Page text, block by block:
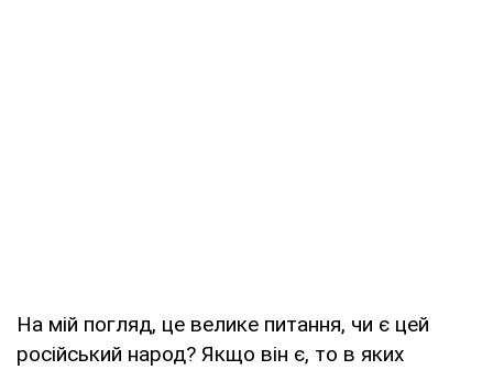
На мій погляд, це велике питання, чи є цей
російський народ? Якщо він є, то в яких